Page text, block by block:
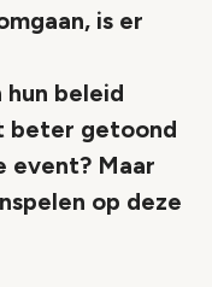
is er
hun beleid
beter getoond
event? Maar
op deze